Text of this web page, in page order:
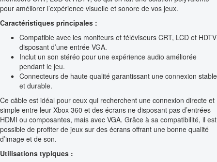
pour améliorer l’expérience visuelle et sonore de vos jeux.
Caractéristiques principales :
Compatible avec les moniteurs et téléviseurs CRT, LCD et HDTV
disposant d’une entrée VGA.
Inclut un son stéréo pour une expérience audio améliorée
pendant le jeu.
Connecteurs de haute qualité garantissant une connexion stable
et durable.
Ce câble est idéal pour ceux qui recherchent une connexion directe et
simple entre leur Xbox 360 et des écrans ne disposant pas d’entrées
HDMI ou composantes, mais avec VGA. Grâce à sa compatibilité, il est
possible de profiter de jeux sur des écrans offrant une bonne qualité
d’image et de son.
Utilisations typiques :